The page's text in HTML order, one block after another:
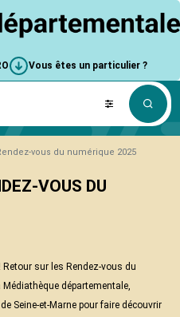
au
contenu
logo
Vous
êtes
un
Vous
êtes
particulier
?
Vous êtes un particulier ?
vous du numérique 2025
VOUS DU
sur les Rendez-vous du
départementale,
Seine-et-Marne pour faire découvrir